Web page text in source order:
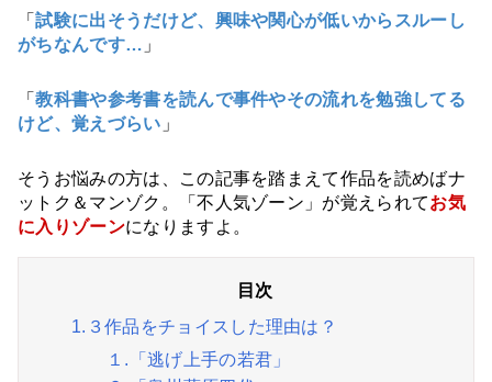
「試験に出そうだけど、興味や関心が低いからスルーし
がちなんです… 」
「教科書や参考書を読んで事件やその流れを勉強してる
けど、覚えづらい 」
そうお悩みの方は、この記事を踏まえて作品を読めばナ
ットク＆マンゾク。「不人気ゾーン」が覚えられてお気
に入りゾーンになりますよ。
1.３作品をチョイスした理由は？
１.「逃げ上手の若君」